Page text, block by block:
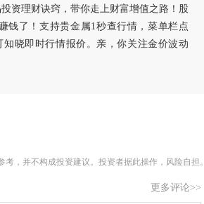
资理财诀窍，带你走上财富增值之路！股
钱了！支持贵金属1秒查行情，菜单栏点
知晓即时行情报价。亲，你关注金价波动
，并不构成投资建议。投资者据此操作，风险自担。
更多评论>>